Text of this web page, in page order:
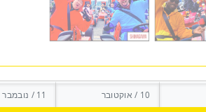
10 / אוקטובר 11 / נובמבר